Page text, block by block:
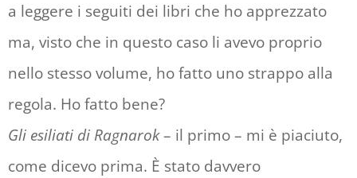
a leggere i seguiti dei libri che ho apprezzato
ma, visto che in questo caso li avevo proprio
nello stesso volume, ho fatto uno strappo alla
regola. Ho fatto bene?
Gli esiliati di Ragnarok– il primo – mi è piaciuto,
come dicevo prima. È stato davvero